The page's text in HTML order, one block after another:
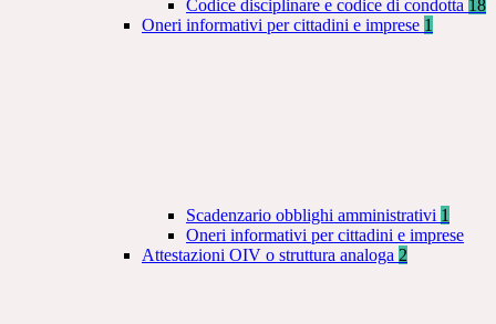
Codice disciplinare e codice di condotta 18
Oneri informativi per cittadini e imprese 1
Scadenzario obblighi amministrativi 1
Oneri informativi per cittadini e imprese
Attestazioni OIV o struttura analoga 2